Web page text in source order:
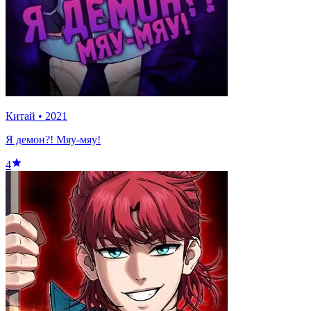
Китай • 2021
Я демон?! Мяу-мяу!
4